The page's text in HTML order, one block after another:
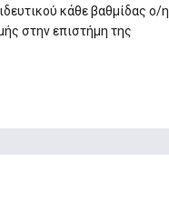
κάθε βαθμίδας ο/η
στην επιστήμη της